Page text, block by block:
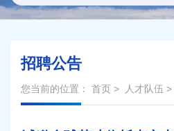
招聘公告
您当前的位置： 首页 > 人才队伍 >